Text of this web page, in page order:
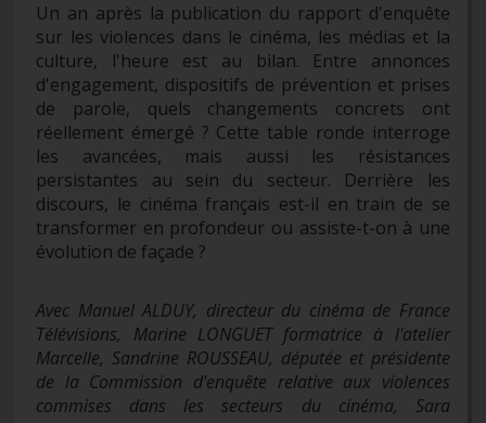
Un an après la publication du rapport d'enquête
sur les violences dans le cinéma, les médias et la
culture, l'heure est au bilan. Entre annonces
d'engagement, dispositifs de prévention et prises
de parole, quels changements concrets ont
réellement émergé ? Cette table ronde interroge
les avancées, mais aussi les résistances
persistantes au sein du secteur. Derrière les
discours, le cinéma français est-il en train de se
transformer en profondeur ou assiste-t-on à une
évolution de façade ?
Avec Manuel ALDUY, directeur du cinéma de France
Télévisions, Marine LONGUET formatrice à l'atelier
Marcelle, Sandrine ROUSSEAU, députée et présidente
de la Commission d'enquête relative aux violences
commises dans les secteurs du cinéma, Sara